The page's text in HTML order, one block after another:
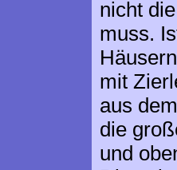
nicht
muss.
mit
aus
die
und